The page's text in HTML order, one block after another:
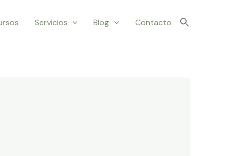
Servicios Blog Contacto